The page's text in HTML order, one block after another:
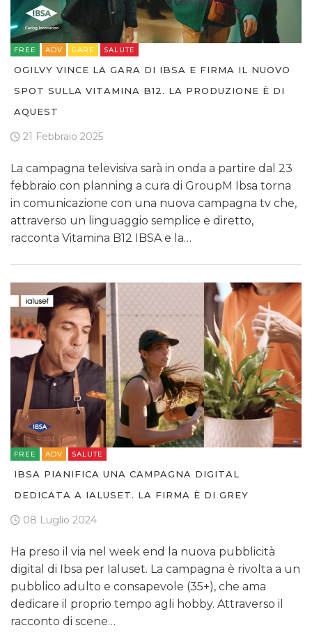
FREE ADV GARE SALUTE
OGILVY VINCE LA GARA DI IBSA E FIRMA IL NUOVO
SPOT SULLA VITAMINA B12. LA PRODUZIONE È DI
AQUEST
21 Febbraio 2025
La campagna televisiva sarà in onda a partire dal 23
febbraio con planning a cura di GroupM Ibsa torna
in comunicazione con una nuova campagna tv che,
attraverso un linguaggio semplice e diretto,
racconta Vitamina B12 IBSA e la…
FREE ADV SALUTE
IBSA PIANIFICA UNA CAMPAGNA DIGITAL
DEDICATA A IALUSET. LA FIRMA È DI GREY
08 Luglio 2024
Ha preso il via nel week end la nuova pubblicità
digital di Ibsa per Ialuset. La campagna è rivolta a un
pubblico adulto e consapevole (35+), che ama
dedicare il proprio tempo agli hobby. Attraverso il
racconto di scene…